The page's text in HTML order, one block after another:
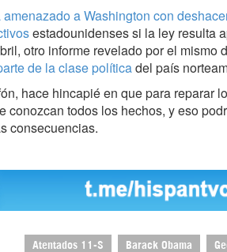
amenazado a Washington con
estadounidenses si la ley resulta
otro informe revelado por el mismo
de la clase políticadel país
hace hincapié en que para reparar
conozcan todos los hechos, y eso
consecuencias.
Atentados 11-S Barack Obama